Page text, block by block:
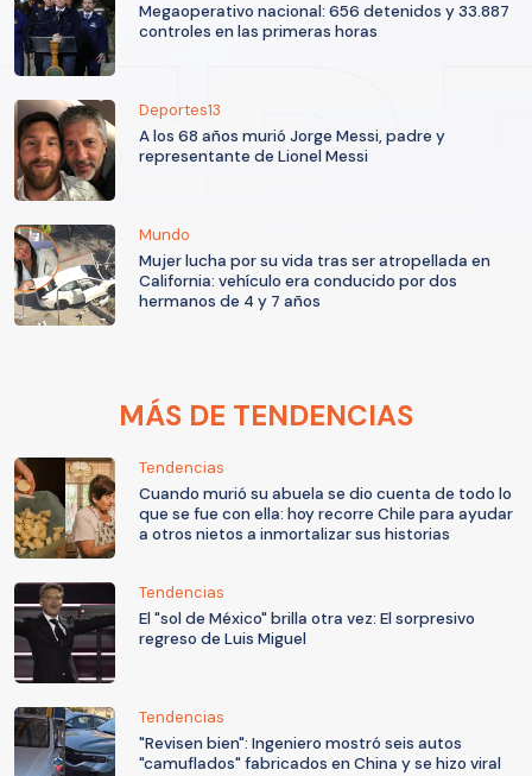
Megaoperativo nacional: 656 detenidos y 33.887
controles en las primeras horas
Deportes13
A los 68 años murió Jorge Messi, padre y
representante de Lionel Messi
Mundo
Mujer lucha por su vida tras ser atropellada en
California: vehículo era conducido por dos
hermanos de 4 y 7 años
MÁS DE TENDENCIAS
Tendencias
Cuando murió su abuela se dio cuenta de todo lo
que se fue con ella: hoy recorre Chile para ayudar
a otros nietos a inmortalizar sus historias
Tendencias
El "sol de México" brilla otra vez: El sorpresivo
regreso de Luis Miguel
Tendencias
"Revisen bien": Ingeniero mostró seis autos
"camuflados" fabricados en China y se hizo viral